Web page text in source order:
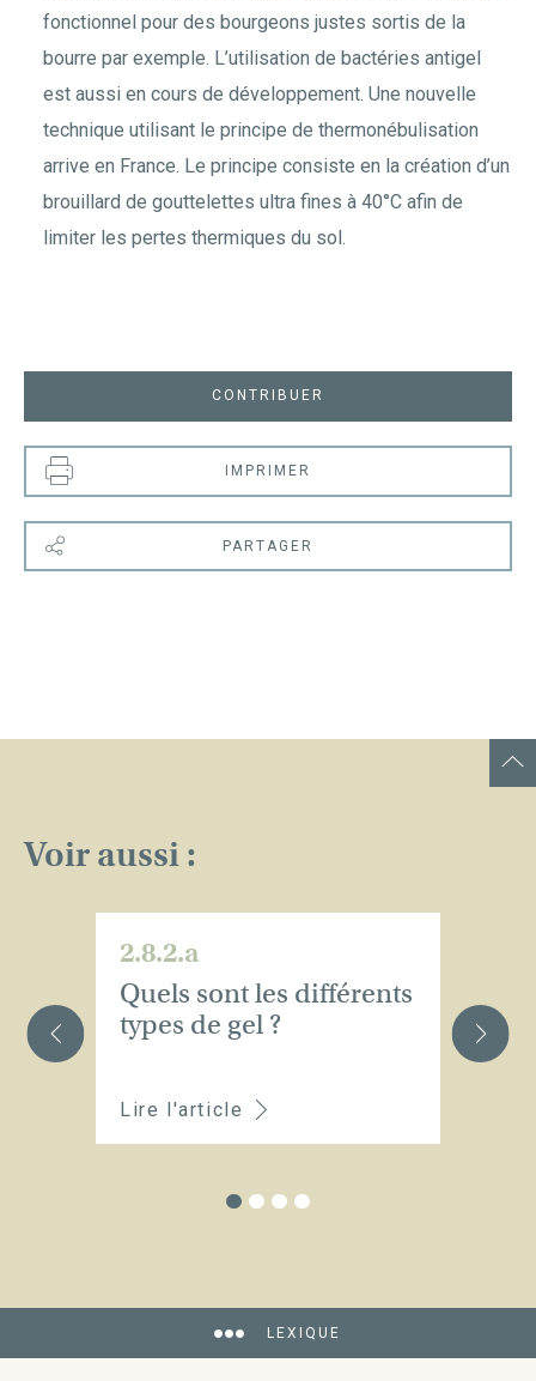
fonctionnel pour des bourgeons justes sortis de la
bourre par exemple. L’utilisation de bactéries antigel
est aussi en cours de développement. Une nouvelle
technique utilisant le principe de thermonébulisation
arrive en France. Le principe consiste en la création d’un
brouillard de gouttelettes ultra fines à 40°C afin de
limiter les pertes thermiques du sol.
CONTRIBUER
IMPRIMER
PARTAGER
Voir aussi :
2.8.2.a
Quels sont les différents
types de gel ?
Lire l'article
LEXIQUE